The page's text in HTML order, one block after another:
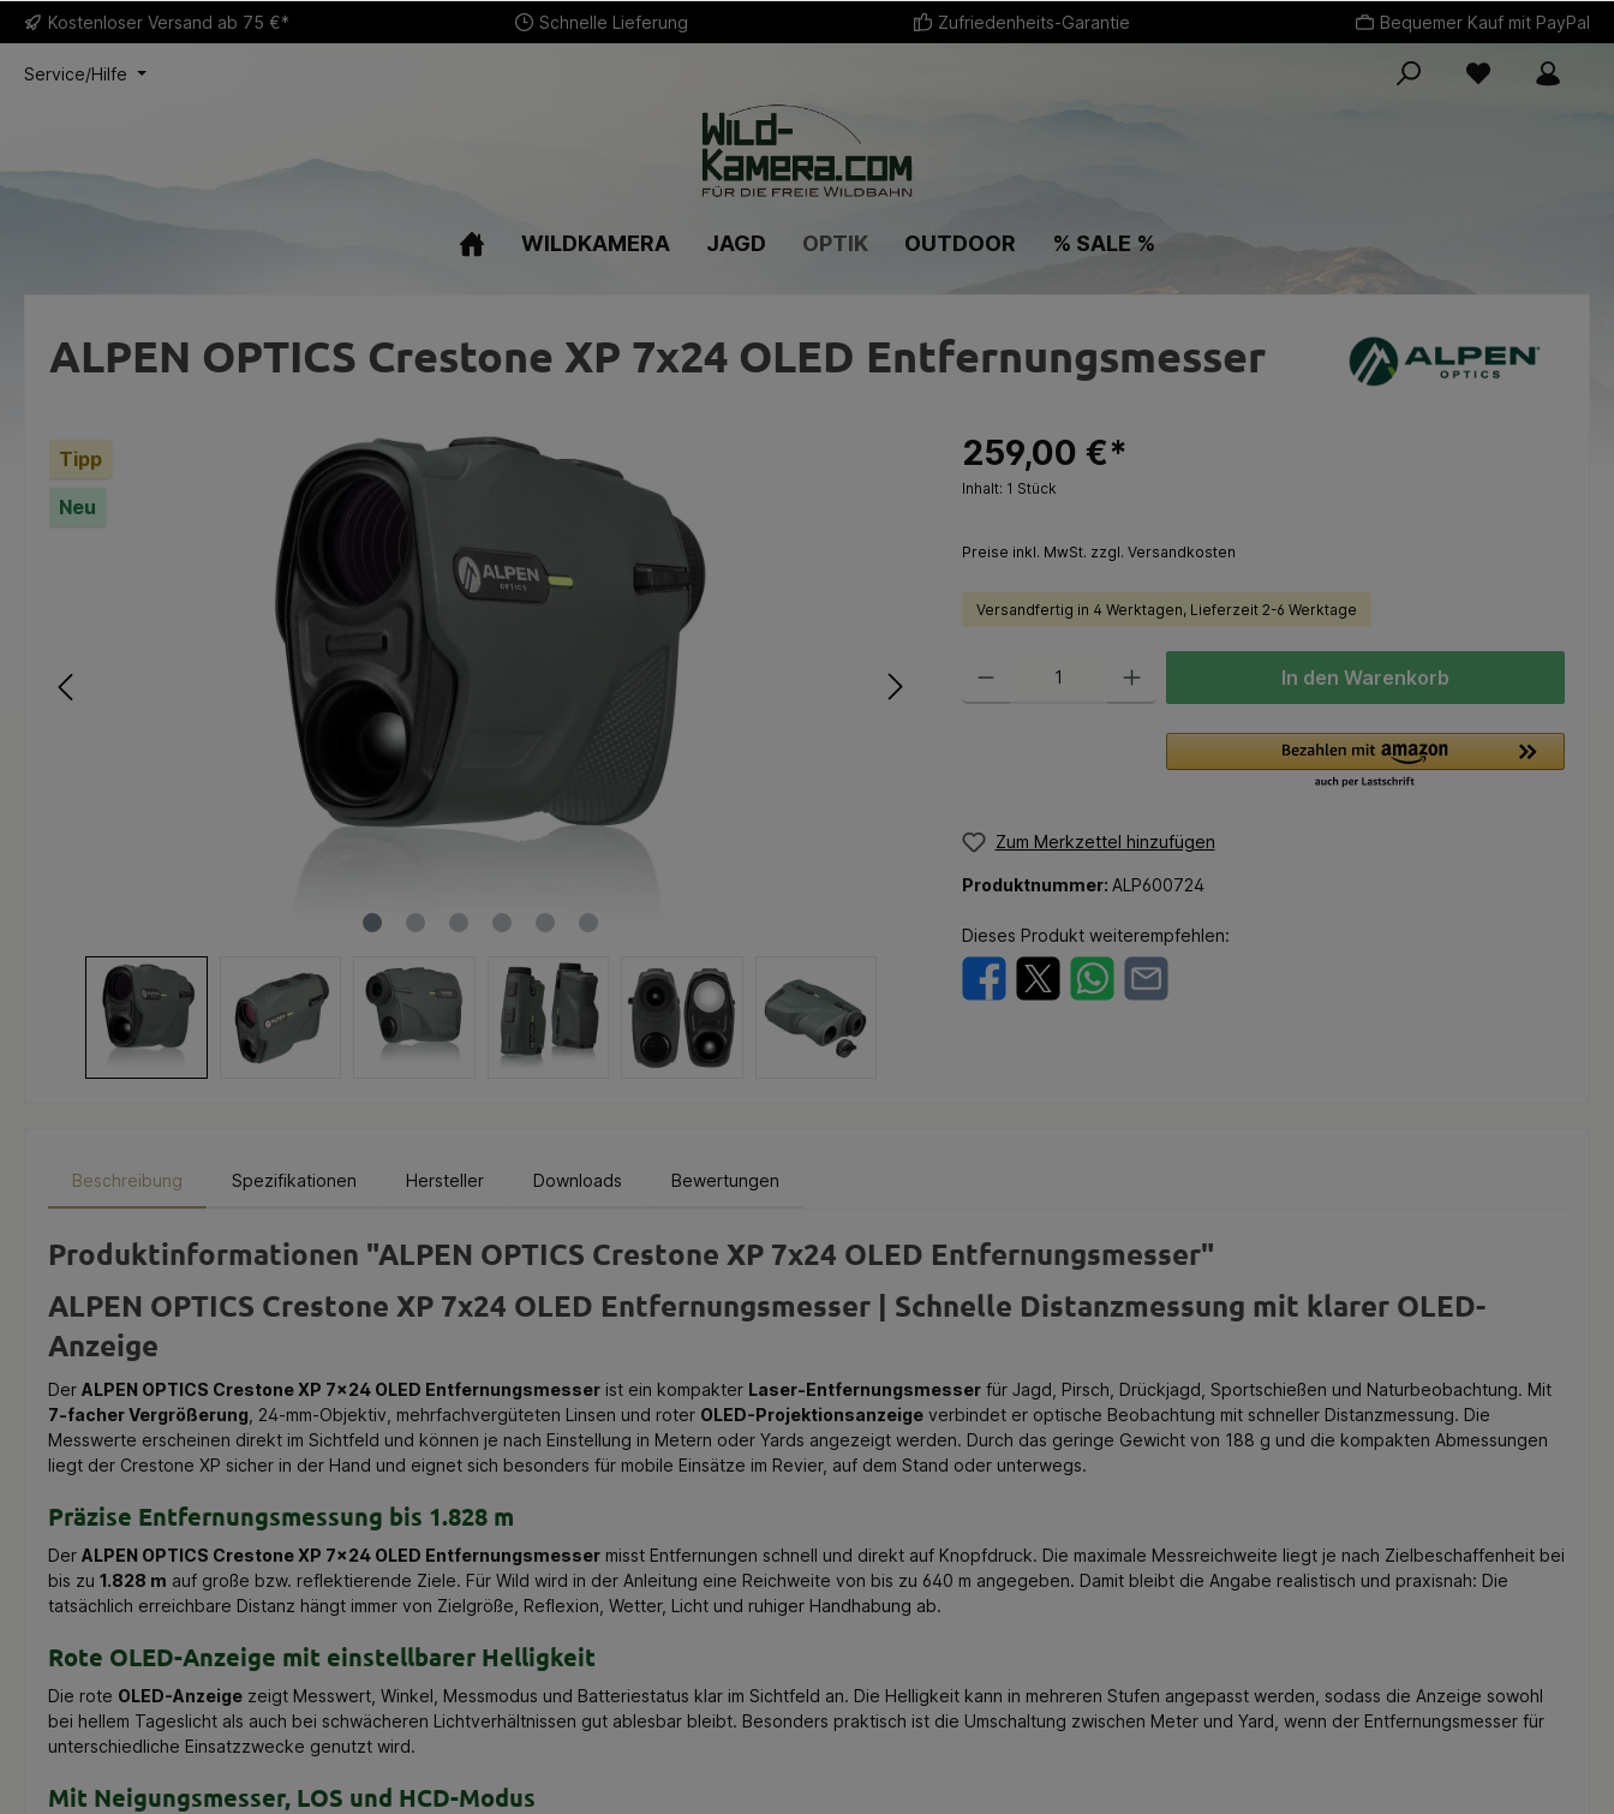
Kostenloser Versand ab 75 €* Schnelle Lieferung Zufriedenheits-Garantie Bequemer Kauf mit PayPal
Service/Hilfe
WILDKAMERA JAGD OPTIK OUTDOOR % SALE %
ALPEN OPTICS Crestone XP 7x24 OLED Entfernungsmesser
Tipp
Neu
259,00 €*
Inhalt: 1 Stück
Preise inkl. MwSt. zzgl. Versandkosten
Versandfertig in 4 Werktagen, Lieferzeit 2-6 Werktage
In den Warenkorb
Zum Merkzettel hinzufügen
Produktnummer: ALP600724
Dieses Produkt weiterempfehlen:
Beschreibung Spezifikationen Hersteller Downloads Bewertungen
Produktinformationen "ALPEN OPTICS Crestone XP 7x24 OLED Entfernungsmesser"
ALPEN OPTICS Crestone XP 7x24 OLED Entfernungsmesser | Schnelle Distanzmessung mit klarer OLED-
Anzeige
Der ALPEN OPTICS Crestone XP 7x24 OLED Entfernungsmesser ist ein kompakter Laser-Entfernungsmesser für Jagd, Pirsch, Drückjagd, Sportschießen und Naturbeobachtung. Mit
7-facher Vergrößerung , 24-mm-Objektiv, mehrfachvergüteten Linsen und roter OLED-Projektionsanzeige verbindet er optische Beobachtung mit schneller Distanzmessung. Die
Messwerte erscheinen direkt im Sichtfeld und können je nach Einstellung in Metern oder Yards angezeigt werden. Durch das geringe Gewicht von 188 g und die kompakten Abmessungen
liegt der Crestone XP sicher in der Hand und eignet sich besonders für mobile Einsätze im Revier, auf dem Stand oder unterwegs.
Präzise Entfernungsmessung bis 1.828 m
Der ALPEN OPTICS Crestone XP 7x24 OLED Entfernungsmesser misst Entfernungen schnell und direkt auf Knopfdruck. Die maximale Messreichweite liegt je nach Zielbeschaffenheit bei
bis zu 1.828 m auf große bzw. reflektierende Ziele. Für Wild wird in der Anleitung eine Reichweite von bis zu 640 m angegeben. Damit bleibt die Angabe realistisch und praxisnah: Die
tatsächlich erreichbare Distanz hängt immer von Zielgröße, Reflexion, Wetter, Licht und ruhiger Handhabung ab.
Rote OLED-Anzeige mit einstellbarer Helligkeit
Die rote OLED-Anzeige zeigt Messwert, Winkel, Messmodus und Batteriestatus klar im Sichtfeld an. Die Helligkeit kann in mehreren Stufen angepasst werden, sodass die Anzeige sowohl
bei hellem Tageslicht als auch bei schwächeren Lichtverhältnissen gut ablesbar bleibt. Besonders praktisch ist die Umschaltung zwischen Meter und Yard, wenn der Entfernungsmesser für
unterschiedliche Einsatzzwecke genutzt wird.
Mit Neigungsmesser, LOS und HCD-Modus